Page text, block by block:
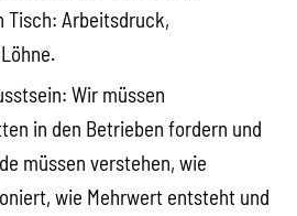
Tisch: Arbeitsdruck,
Wir müssen
in den Betrieben fordern und
müssen verstehen, wie
wie Mehrwert entsteht und